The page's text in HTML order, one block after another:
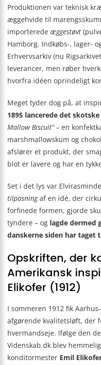
Produktionen var teknisk
æggehvide til
importerede æggestøvt
Hamborg. Indkøbs-, lager-
Erhvervsarkiv (nu
leverancer, men røber
hvorfra idéen oprindeligt
Meget tyder dog på, at
1895 lancerede det
Mallow Biscuit”– en
marshmallowskum og
afslører et produkt, der
blot er lavere og har en
Set i det lys var
tilpasningaf en idé, der
forfinede formen, gjorde
tyndere – og lagde dermed
danskerne siden har taget
Opskriften, der
Amerikansk
Elikofer (1912)
I sommeren 1912 fik
afgørende kvalitetsløft, der
hvermandseje. Ifølge den
Videnskab.dk blev
konditormester Emil